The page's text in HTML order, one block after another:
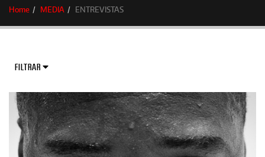
Home MEDIA ENTREVISTAS
FILTRAR